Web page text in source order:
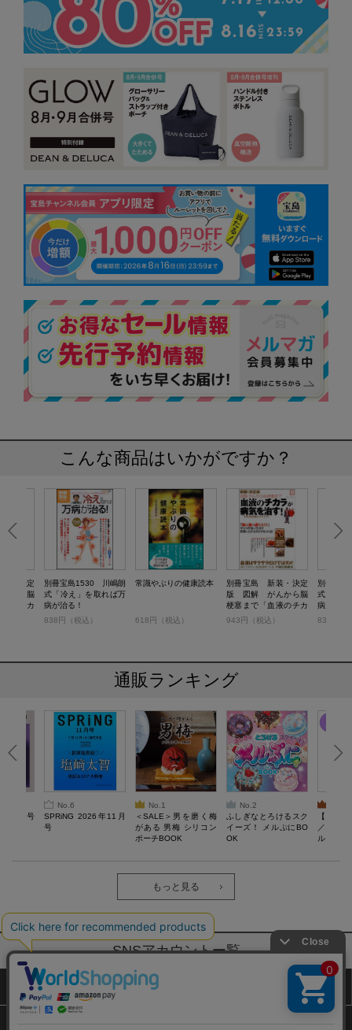
こんな商品はいかがですか？
・決定
から脳
のチカ
別冊宝島1530 川嶋朗
式「冷え」を取れば万
病が治る！
838円（税込）
常識やぶりの健康読本
618円（税込）
別冊宝島 新装・決定
版 図解 がんから脳
梗塞まで「血液のチカ
ラ」が病気を治す！
943円（税込）
別冊宝
式「冷え
病が治る
838円（
通販ランキング
10月号
No.6
SPRiNG 2026年11月
号
No.1
＜SALE＞男を磨く梅
がある 男梅 シリコン
ポーチBOOK
No.2
ふしぎなとろけるスク
イーズ！ メルぷにBO
OK
【
／Lサ
ル）【
労回復ウ
もっと見る
SNSアカウントー覧
サイトマップ